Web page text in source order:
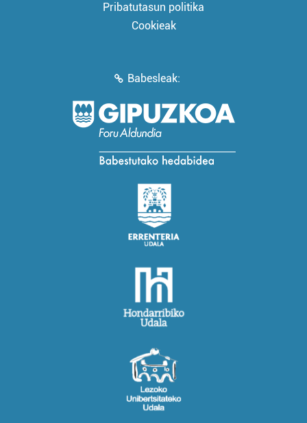
Pribatutasun politika
Cookieak
Babesleak: